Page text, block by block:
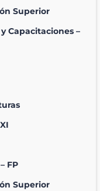
Superior
Capacitaciones –
FP
Superior